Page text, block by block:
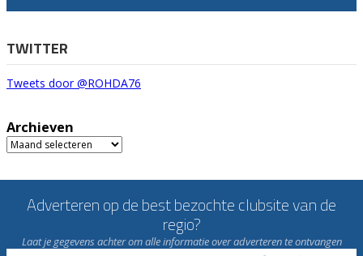
TWITTER
Tweets door @ROHDA76
Archieven
Archieven
Adverteren op de best bezochte clubsite van de
regio?
Laat je gegevens achter om alle informatie over adverteren te ontvangen